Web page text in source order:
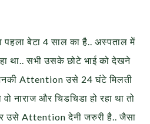
बेटा 4 साल का है.. अस्पताल में
था.. सभी उसके छोटे भाई को देखने
Attention उसे 24 घंटे मिलती
नाराज और चिडचिडा हो रहा था तो
उसे Attention देनी जरुरी है.. जैसा